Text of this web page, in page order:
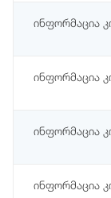
ინფორმაცია
ინფორმაცია
ინფორმაცია
ინფორმაცია